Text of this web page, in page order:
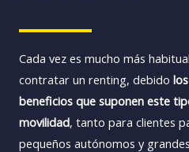
Cada vez es mucho más
contratar un renting, debido
beneficios que suponen este
movilidad, tanto para clientes
pequeños autónomos y